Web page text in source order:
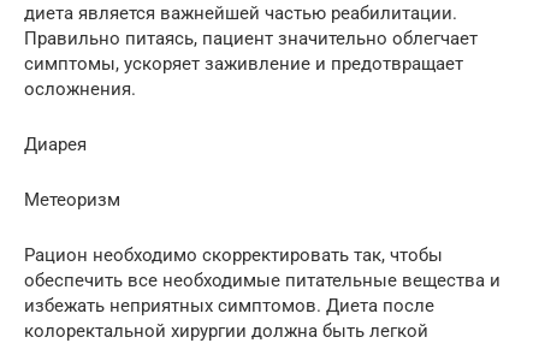
диета является важнейшей частью реабилитации.
Правильно питаясь, пациент значительно облегчает
симптомы, ускоряет заживление и предотвращает
осложнения.
Диарея
Метеоризм
Рацион необходимо скорректировать так, чтобы
обеспечить все необходимые питательные вещества и
избежать неприятных симптомов. Диета после
колоректальной хирургии должна быть легкой